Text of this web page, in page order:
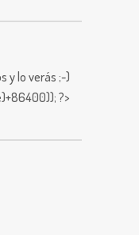
y lo verás ;-)
?>